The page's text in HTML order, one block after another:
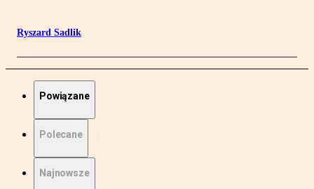
Ryszard Sadlik
Powiązane
Polecane
Najnowsze